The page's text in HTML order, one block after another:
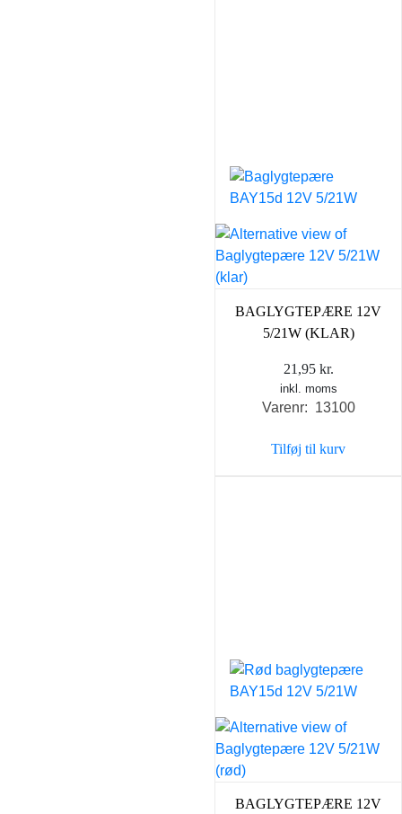
BAGLYGTEPÆRE 12V
5/21W (KLAR)
21,95 kr.
inkl. moms
Varenr: 13100
Tilføj til kurv
BAGLYGTEPÆRE 12V